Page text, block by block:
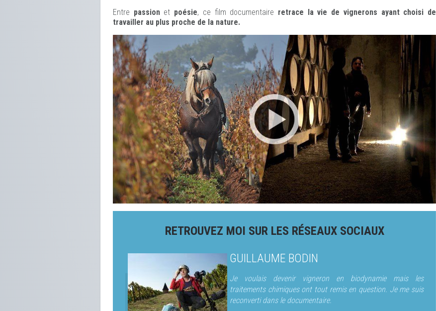
Entre passionet poésie, ce film documentaire retrace la vie de vignerons ayant choisi de
travailler au plus proche de la nature.
RETROUVEZ MOI SUR LES RÉSEAUX SOCIAUX
GUILLAUME BODIN
Je voulais devenir vigneron en biodynamie mais les
traitements chimiques ont tout remis en question. Je me suis
reconverti dans le documentaire.